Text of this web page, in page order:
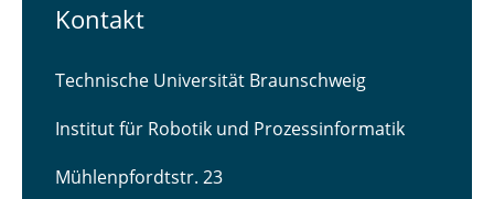
Kontakt
Technische Universität Braunschweig
Institut für Robotik und Prozessinformatik
Mühlenpfordtstr. 23